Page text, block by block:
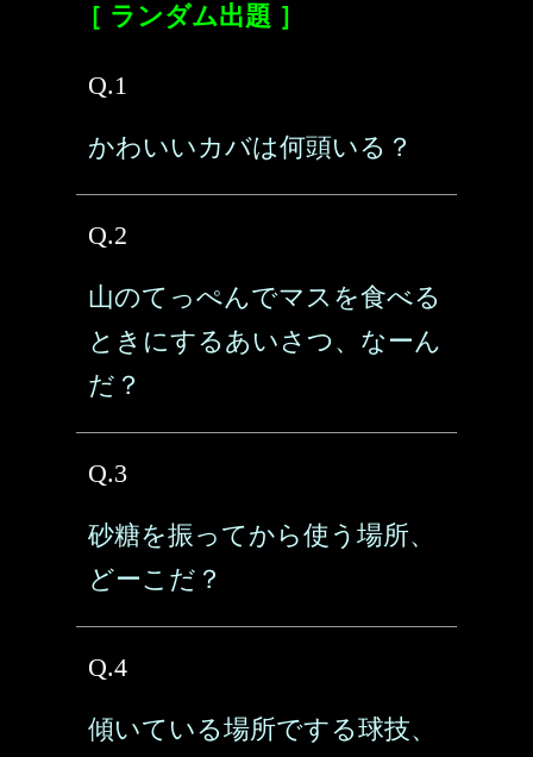
［ ランダム出題 ］
Q.1
かわいいカバは何頭いる？
Q.2
山のてっぺんでマスを食べる
ときにするあいさつ、なーん
だ？
Q.3
砂糖を振ってから使う場所、
どーこだ？
Q.4
傾いている場所でする球技、